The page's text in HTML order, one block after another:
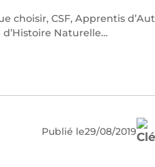
choisir, CSF, Apprentis
Naturelle…
Publié le29/08/2019